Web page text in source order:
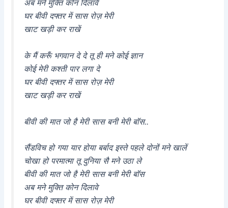
अब मने मुक्ति कोन दिलावे
घर बीवी दफ्तर में सास रोज़ मेरी
खाट खड़ी कर राखें
के मैं करूँ भगवान दे दे तू ही मने कोई ज्ञान
कोई मेरी कश्ती पार लगा दे
घर बीवी दफ्तर में सास रोज़ मेरी
खाट खड़ी कर राखें
बीवी की मात जो है मेरी सास बनी मेरी बॉस..
सैंडविच हो गया यार होया बर्बाद इस्ते पहले दोनों मने खालें
चोखा हो परमात्मा तू दुनिया सै मने उठा ले
बीवी की मात जो है मेरी सास बनी मेरी बॉस
अब मने मुक्ति कोन दिलावे
घर बीवी दफ्तर में सास रोज़ मेरी